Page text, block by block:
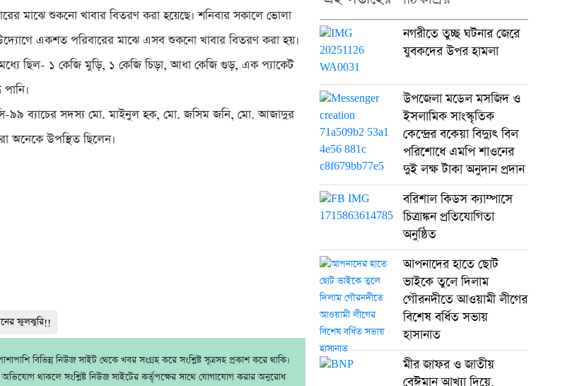
মাঝে শুকনো খাবার বিতরণ করা হয়েছে। শনিবার সকালে ভোলা
একশত পরিবারের মাঝে এসব শুকনো খাবার বিতরণ করা হয়।
ছিল- ১ কেজি মুড়ি, ১ কেজি চিড়া, আধা কেজি গুড়, এক প্যাকেট
৯৯ ব্যাচের সদস্য মো. মাইনুল হক, মো. জসিম জনি, মো. আজাদুর
উপস্থিত ছিলেন।
ফুলঝুরি!!
বিভিন্ন নিউজ সাইট থেকে খবর সংগ্রহ করে সংশ্লিষ্ট সূত্রসহ প্রকাশ করে থাকি।
থাকলে সংশ্লিষ্ট নিউজ সাইটের কর্তৃপক্ষের সাথে যোগাযোগ করার অনুরোধ
নগরীতে তুচ্ছ ঘটনার জেরে
যুবকদের উপর হামলা
উপজেলা মডেল মসজিদ ও
ইসলামিক সাংস্কৃতিক
কেন্দ্রের বকেয়া বিদ্যুৎ বিল
পরিশোধে এমপি শাওনের
দুই লক্ষ টাকা অনুদান প্রদান
বরিশাল কিডস ক্যাম্পাসে
চিত্রাঙ্কন প্রতিযোগিতা
অনুষ্ঠিত
আপনাদের হাতে ছোট
ভাইকে তুলে দিলাম
গৌরনদীতে আওয়ামী লীগের
বিশেষ বর্ধিত সভায়
হাসানাত
মীর জাফর ও জাতীয়
বেঈমান আখ্যা দিয়ে,